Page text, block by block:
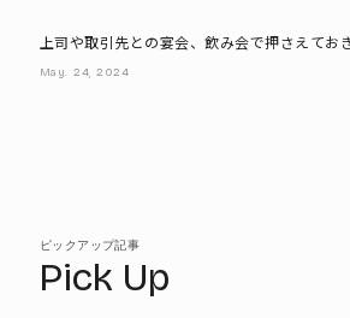
上司や取引先との宴会、飲み会で押さえてお
マナー
May. 24, 2024
ピックアップ記事
Pick Up